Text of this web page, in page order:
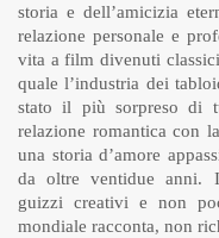
storia e dell’amicizia
relazione personale e
vita a film divenuti
quale l’industria dei
stato il più sorpreso di
relazione romantica con
una storia d’amore
da oltre ventidue anni.
guizzi creativi e non
mondiale racconta, non